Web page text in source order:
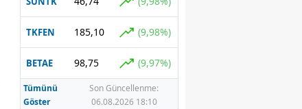
TKFEN 185,10 (9,98%)
BETAE 98,75 (9,97%)
Tümünü
Göster
Son Güncellenme:
06.08.2026 18:10